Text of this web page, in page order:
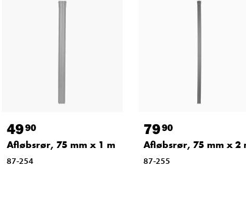
4990
Afløbsrør, 75 mm x 1 m
87-254
7990
Afløbsrør, 75 mm x 2
87-255